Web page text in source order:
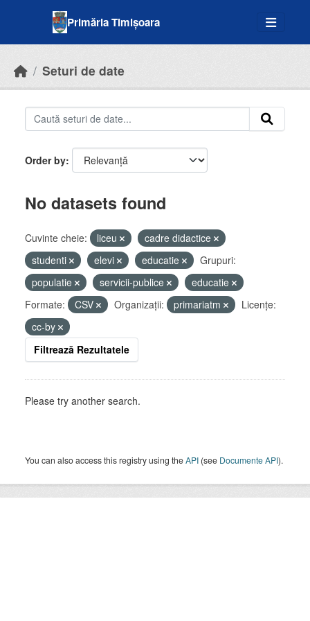
Primăria Timișoara
Seturi de date
Order by
No datasets found
Cuvinte cheie: liceu
cadre didactice
studenti
elevi educatie
Grupuri:
populatie
servicii-publice
educatie
Formate:
CSV Organizații: primariatm
Licenţe:
cc-by
Filtrează Rezultatele
Please try another search.
You can also access this registry using theAPI (see Documente API).